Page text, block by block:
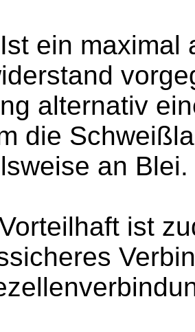
Ist ein maximal
alternativ
die
an Blei.
ist